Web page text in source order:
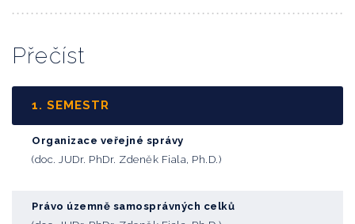
Přečíst
1. SEMESTR
Organizace veřejné správy
(doc. JUDr. PhDr. Zdeněk Fiala, Ph.D.)
Právo územně samosprávných celků